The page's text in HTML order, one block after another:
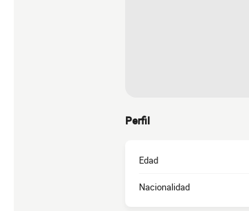
Perfil
Edad
Nacionalidad